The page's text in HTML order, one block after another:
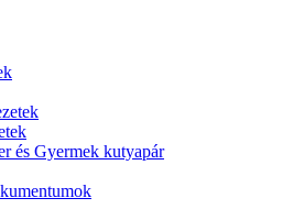
és Gyermek kutyapár